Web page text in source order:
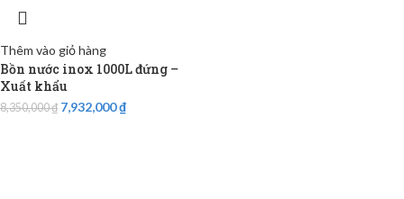
Thêm vào giỏ hàng
Bồn nước inox 1000L đứng –
Xuất khẩu
8,350,000₫ 7,932,000₫